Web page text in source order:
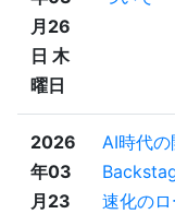
月26
日 木
曜日
2026
年03
月23
AI時代
速化の